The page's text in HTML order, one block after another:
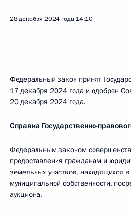
28 декабря 2024 года 14:10
Федеральный закон принят
17 декабря 2024 года и одобрен
20 декабря 2024 года.
Справка Государственно-
Федеральным законом
предоставления гражданам и
земельных участков, находящихся в
муниципальной собственности,
аукциона.